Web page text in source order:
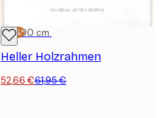
-15%*
70x100 cm
Heller Holzrahmen
52,66 €61,95 €